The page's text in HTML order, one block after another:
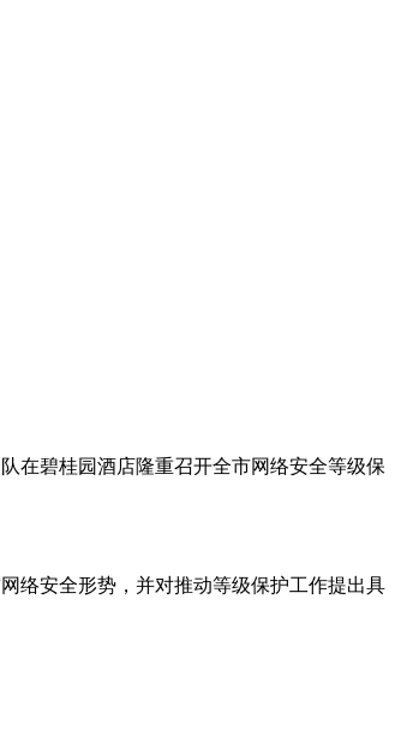
在碧桂园酒店隆重召开全市网络安全等级保
络安全形势，并对推动等级保护工作提出具